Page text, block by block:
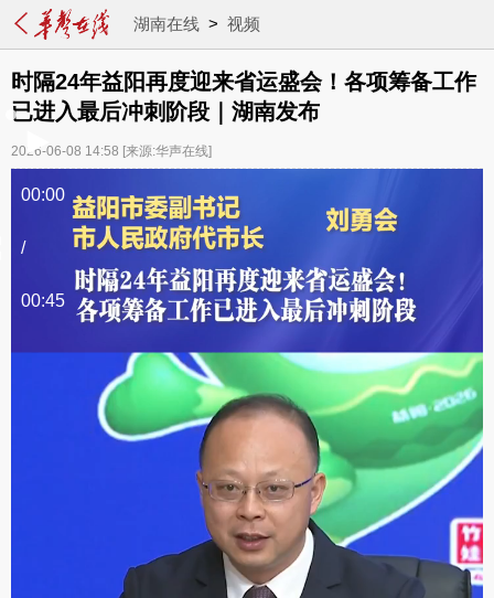
湖南在线> 视频
时隔24年益阳再度迎来省运盛会！各项筹备工作
已进入最后冲刺阶段｜湖南发布
2026-06-08 14:58 [来源:华声在线]
00:00
/
00:45